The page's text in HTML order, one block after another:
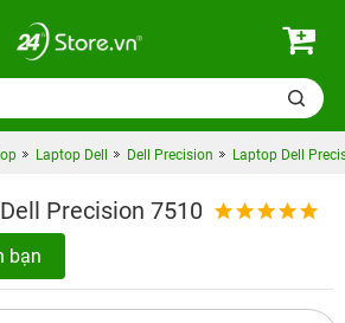
Laptop Dell Dell Precision Laptop Dell
Precision 7510
bạn